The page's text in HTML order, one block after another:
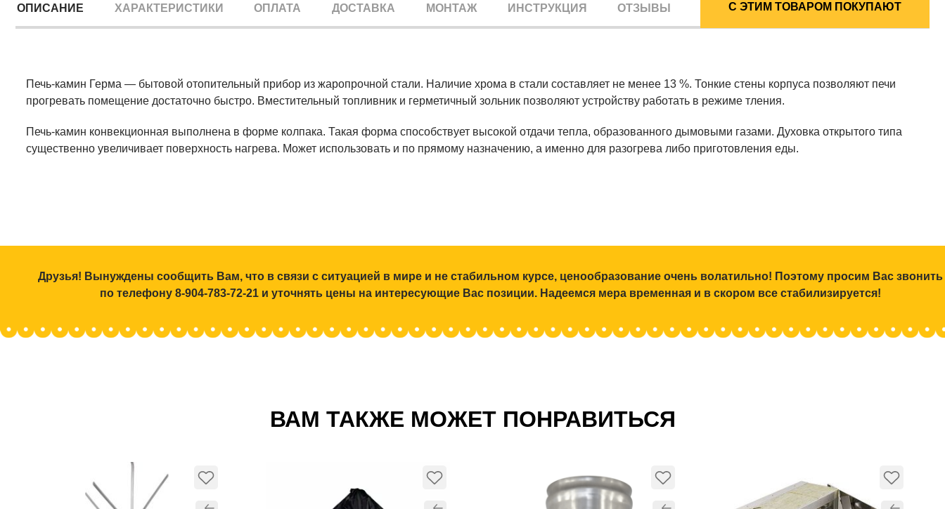
ОПИСАНИЕ ХАРАКТЕРИСТИКИ ОПЛАТА ДОСТАВКА МОНТАЖ ИНСТРУКЦИЯ ОТЗЫВЫ С ЭТИМ ТОВАРОМ ПОКУПАЮТ
Печь-камин Герма — бытовой отопительный прибор из жаропрочной стали. Наличие хрома в стали составляет не менее 13 %. Тонкие стены корпуса позволяют печи
прогревать помещение достаточно быстро. Вместительный топливник и герметичный зольник позволяют устройству работать в режиме тления.
Печь-камин конвекционная выполнена в форме колпака. Такая форма способствует высокой отдачи тепла, образованного дымовыми газами. Духовка открытого типа
существенно увеличивает поверхность нагрева. Может использовать и по прямому назначению, а именно для разогрева либо приготовления еды.
Друзья! Вынуждены сообщить Вам, что в связи с ситуацией в мире и не стабильном курсе, ценообразование очень волатильно! Поэтому просим Вас звонить
по телефону 8-904-783-72-21 и уточнять цены на интересующие Вас позиции. Надеемся мера временная и в скором все стабилизируется!
ВАМ ТАКЖЕ МОЖЕТ ПОНРАВИТЬСЯ